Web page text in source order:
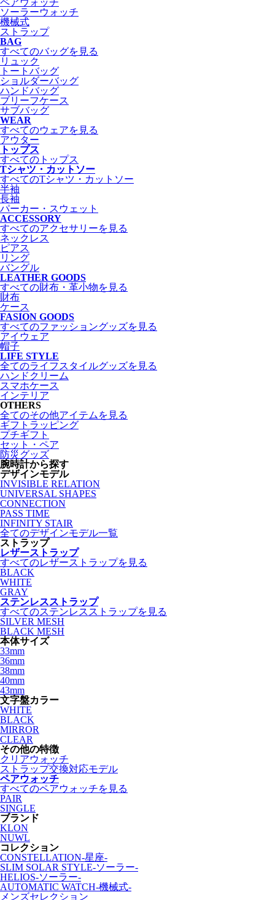
ペアウォッチ
ソーラーウォッチ
機械式
ストラップ
BAG
すべてのバッグを見る
リュック
トートバッグ
ショルダーバッグ
ハンドバッグ
ブリーフケース
サブバッグ
WEAR
すべてのウェアを見る
アウター
トップス
すべてのトップス
Tシャツ・カットソー
すべてのTシャツ・カットソー
半袖
長袖
パーカー・スウェット
ACCESSORY
すべてのアクセサリーを見る
ネックレス
ピアス
リング
バングル
LEATHER GOODS
すべての財布・革小物を見る
財布
ケース
FASION GOODS
すべてのファッショングッズを見る
アイウェア
帽子
LIFE STYLE
全てのライフスタイルグッズを見る
ハンドクリーム
スマホケース
インテリア
OTHERS
全てのその他アイテムを見る
ギフトラッピング
プチギフト
セット・ペア
防災グッズ
腕時計から探す
デザインモデル
INVISIBLE RELATION
UNIVERSAL SHAPES
CONNECTION
PASS TIME
INFINITY STAIR
全てのデザインモデル一覧
ストラップ
レザーストラップ
すべてのレザーストラップを見る
BLACK
WHITE
GRAY
ステンレスストラップ
すべてのステンレスストラップを見る
SILVER MESH
BLACK MESH
本体サイズ
33mm
36mm
38mm
40mm
43mm
文字盤カラー
WHITE
BLACK
MIRROR
CLEAR
その他の特徴
クリアウォッチ
ストラップ交換対応モデル
ペアウォッチ
すべてのペアウォッチを見る
PAIR
SINGLE
ブランド
KLON
NUWL
コレクション
CONSTELLATION-星座-
SLIM SOLAR STYLE-ソーラー-
HELIOS-ソーラー-
AUTOMATIC WATCH-機械式-
メンズセレクション